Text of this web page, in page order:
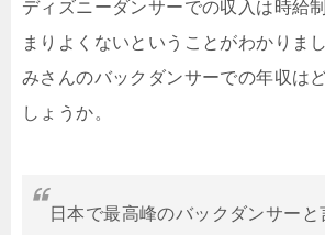
ディズニーダンサーでの収入は時給
まりよくないということがわかりま
みさんのバックダンサーでの年収は
しょうか。
日本で最高峰のバックダンサーと